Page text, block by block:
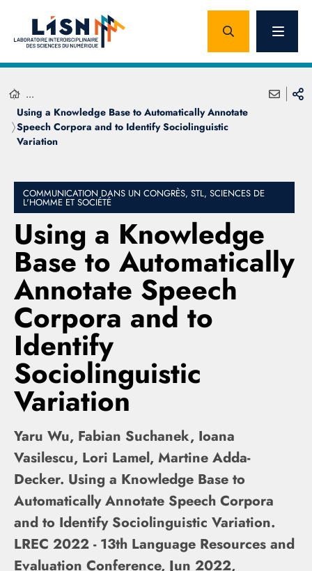
...
Using a Knowledge Base to Automatically Annotate
Speech Corpora and to Identify Sociolinguistic
Variation
COMMUNICATION DANS UN CONGRÈS, STL, SCIENCES DE
L'HOMME ET SOCIÉTÉ
Using a Knowledge
Base to Automatically
Annotate Speech
Corpora and to
Identify
Sociolinguistic
Variation
Yaru Wu, Fabian Suchanek, Ioana
Vasilescu, Lori Lamel, Martine Adda-
Decker. Using a Knowledge Base to
Automatically Annotate Speech Corpora
and to Identify Sociolinguistic Variation.
LREC 2022 - 13th Language Resources and
Evaluation Conference, Jun 2022,